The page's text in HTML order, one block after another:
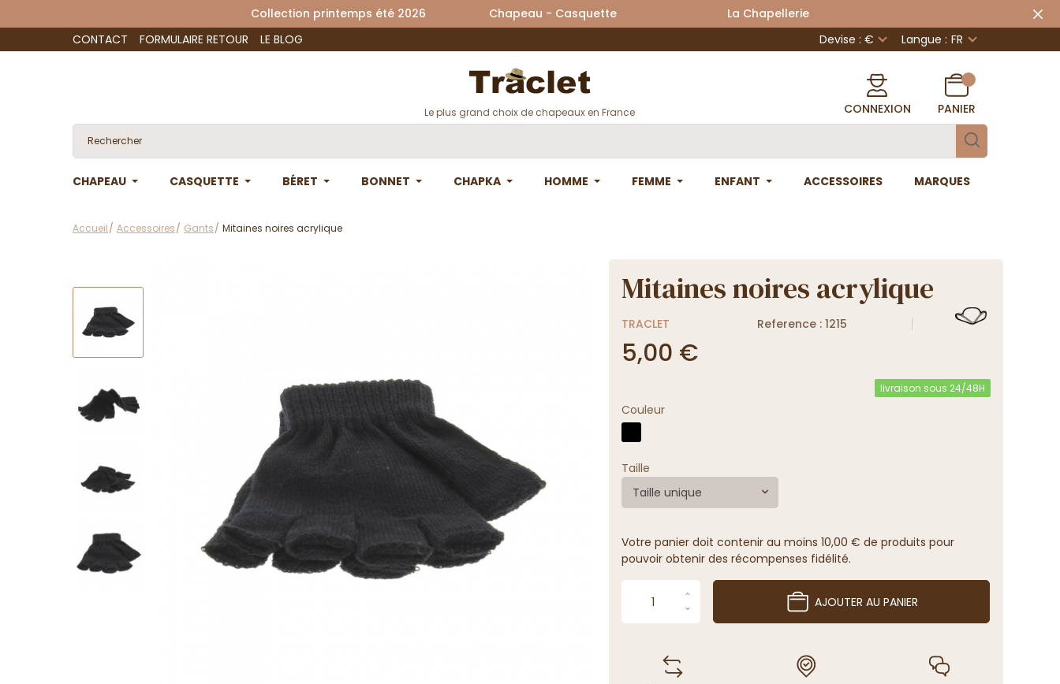
Collection printemps été 2026 Chapeau - Casquette La Chapellerie
CONTACT
FORMULAIRE RETOUR LE BLOG Devise : € Langue : FR
Le plus grand choix de chapeaux en France CONNEXION PANIER
CHAPEAU CASQUETTE BÉRET BONNET CHAPKA HOMME FEMME ENFANT ACCESSOIRES MARQUES
Accueil Accessoires Gants Mitaines noires acrylique
Mitaines noires acrylique
TRACLET Reference : 1215
5,00 €
livraison sous 24/48H
Couleur
Taille
Taille unique
Votre panier doit contenir au moins 10,00 € de produits pour
pouvoir obtenir des récompenses fidélité.
AJOUTER AU PANIER